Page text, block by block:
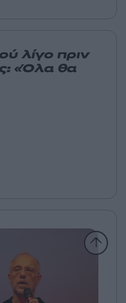
λίγο πριν
«Όλα θα